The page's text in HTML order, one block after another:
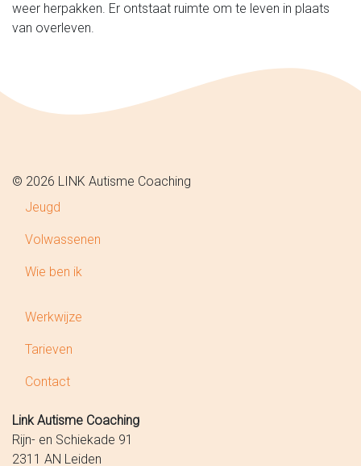
weer herpakken. Er ontstaat ruimte om te leven in plaats
van overleven.
© 2026 LINK Autisme Coaching
Jeugd
Volwassenen
Wie ben ik
Werkwijze
Tarieven
Contact
Link Autisme Coaching
Rijn- en Schiekade 91
2311 AN Leiden